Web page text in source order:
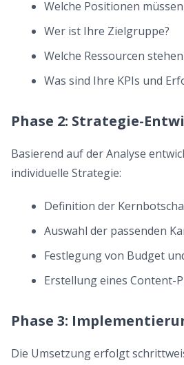
Welche Positionen
Wer ist Ihre Zielgruppe?
Welche Ressourcen
Was sind Ihre KPIs und
Phase 2: Strategie-
Basierend auf der Analyse
individuelle Strategie:
Definition der
Auswahl der passenden
Festlegung von Budget
Erstellung eines Content-
Phase 3:
Die Umsetzung erfolgt